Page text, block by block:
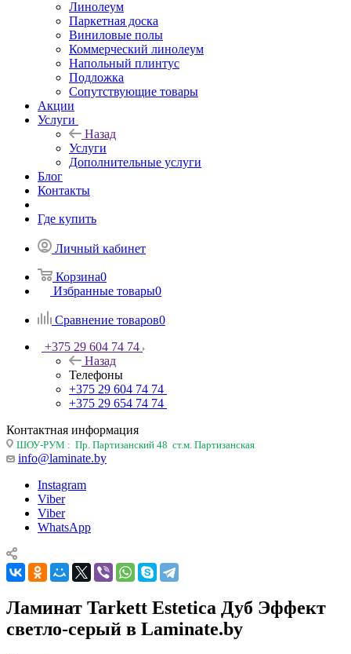
Линолеум
Паркетная доска
Виниловые полы
Коммерческий линолеум
Напольный плинтус
Подложка
Сопутствующие товары
Акции
Услуги
Назад
Услуги
Дополнительные услуги
Блог
Контакты
Где купить
Личный кабинет
Корзина0
Избранные товары0
Сравнение товаров0
+375 29 604 74 74
Назад
Телефоны
+375 29 604 74 74
+375 29 654 74 74
Контактная информация
ШОУ-РУМ : Пр. Партизанский 48 ст.м. Партизанская
info@laminate.by
Instagram
Viber
Viber
WhatsApp
Ламинат Tarkett Estetica Дуб Эффект
светло-серый в Laminate.by